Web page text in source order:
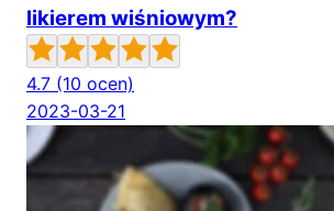
likierem wiśniowym?
4.7 (10 ocen)
2023-03-21